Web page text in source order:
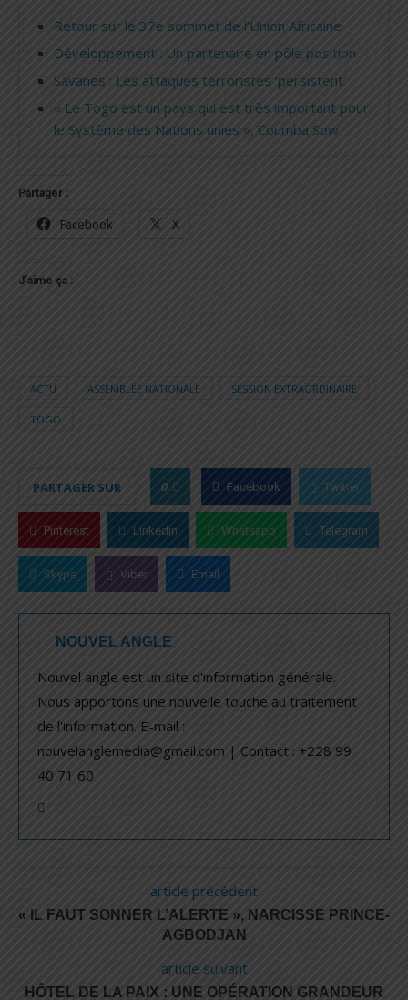
Retour sur le 37e sommet de l’Union Africaine
Développement : Un partenaire en pôle position
Savanes : Les attaques terroristes ‘persistent’
« Le Togo est un pays qui est très important pour
le Système des Nations unies », Coumba Sow
Partager :
Facebook X
J’aime ça :
ACTU ASSEMBLÉE NATIONALE SESSION EXTRAORDINAIRE
TOGO
PARTAGER SUR 0 Facebook Twitter
Pinterest Linkedin Whatsapp Telegram
Skype Viber Email
NOUVEL ANGLE
Nouvel angle est un site d'information générale.
Nous apportons une nouvelle touche au traitement
de l'information. E-mail :
nouvelanglemedia@gmail.com | Contact : +228 99
40 71 60
article précédent
« IL FAUT SONNER L’ALERTE », NARCISSE PRINCE-
AGBODJAN
article suivant
HÔTEL DE LA PAIX : UNE OPÉRATION GRANDEUR